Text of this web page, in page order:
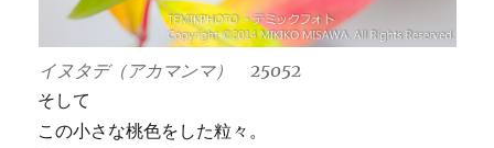
イヌタデ（アカマンマ） 25052
そして
この小さな桃色をした粒々。